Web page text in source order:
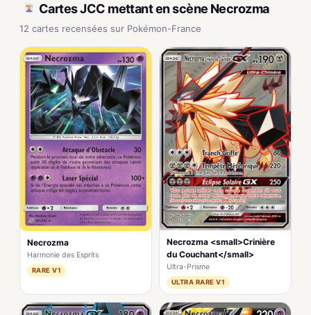
Cartes JCC mettant en scène Necrozma
12 cartes recensées sur Pokémon-France
Necrozma
Harmonie des Esprits
RARE V1
Necrozma <small>Crinière
du Couchant</small>
Ultra-Prisme
ULTRA RARE V1